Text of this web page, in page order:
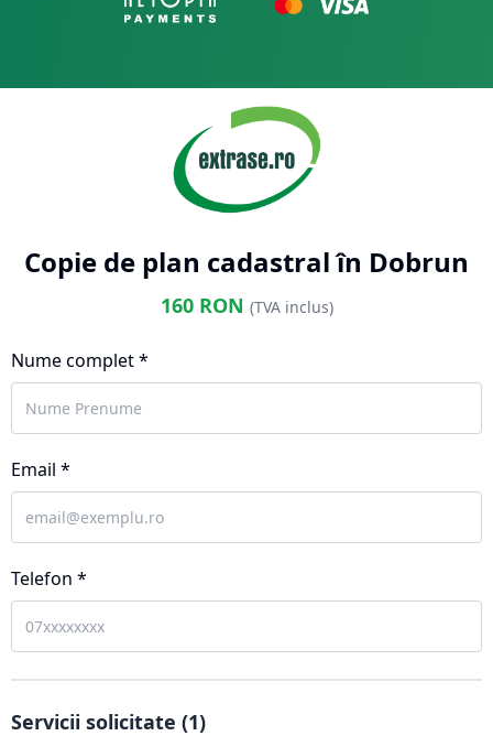
Copie de plan cadastral în Dobrun
160RON (TVA inclus)
Nume complet *
Email *
Telefon *
Servicii solicitate (1)